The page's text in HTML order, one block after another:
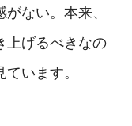
ない。本来、
上げるべきなの
います。